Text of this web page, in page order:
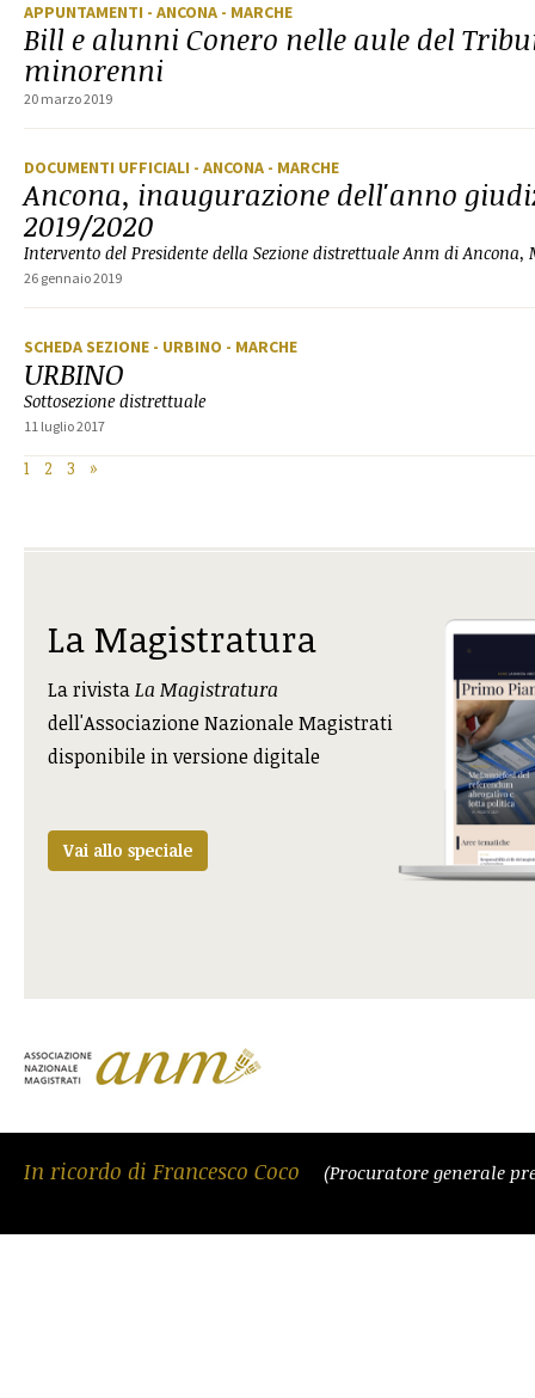
APPUNTAMENTI - ANCONA - MARCHE
Bill e alunni Conero nelle aule del
minorenni
20 marzo 2019
DOCUMENTI UFFICIALI - ANCONA - MARCHE
Ancona, inaugurazione dell'anno
2019/2020
Intervento del Presidente della Sezione distrettuale Anm di
26 gennaio 2019
SCHEDA SEZIONE - URBINO - MARCHE
URBINO
Sottosezione distrettuale
11 luglio 2017
1 2 3 »
La Magistratura
La rivistaLa Magistratura
dell'Associazione Nazionale Magistrati
disponibile in versione digitale
Vai allo speciale
In ricordo di Francesco Coco (Procuratore generale